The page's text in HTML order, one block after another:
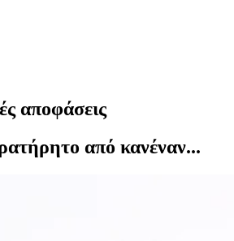
αποφάσεις
από κανέναν...